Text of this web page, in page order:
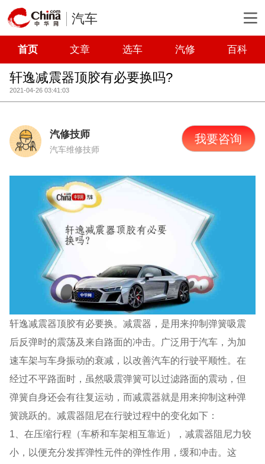
汽车
首页 文章 选车 汽修 百科
轩逸减震器顶胶有必要换吗?
2021-04-26 03:41:03
汽修技师
汽车维修技师
我要咨询
轩逸减震器顶胶有必要换。减震器，是用来抑制弹簧吸震
后反弹时的震荡及来自路面的冲击。广泛用于汽车，为加
速车架与车身振动的衰减，以改善汽车的行驶平顺性。在
经过不平路面时，虽然吸震弹簧可以过滤路面的震动，但
弹簧自身还会有往复运动，而减震器就是用来抑制这种弹
簧跳跃的。减震器阻尼在行驶过程中的变化如下：
1、在压缩行程（车桥和车架相互靠近），减震器阻尼力较
小，以便充分发挥弹性元件的弹性作用，缓和冲击。这